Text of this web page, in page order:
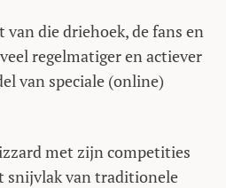
van die driehoek, de fans en
regelmatiger en actiever
van speciale (online)
met zijn competities
snijvlak van traditionele